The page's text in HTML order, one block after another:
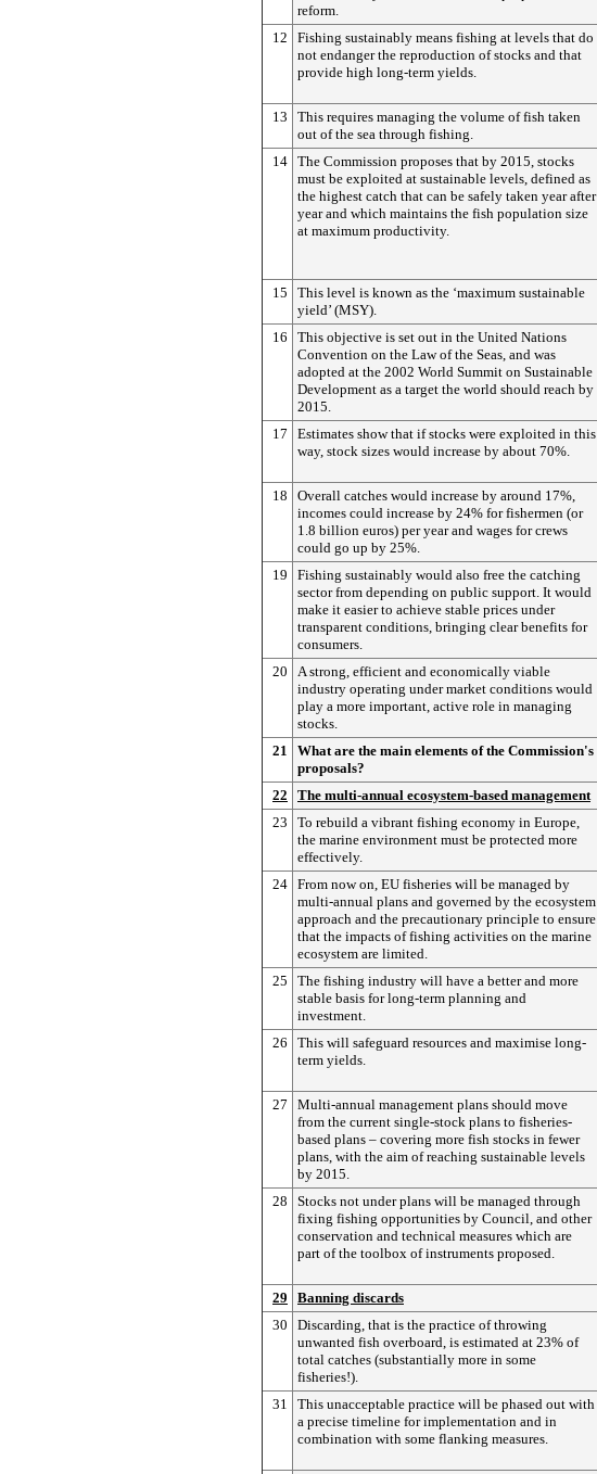
reform.
12
Fishing sustainably means fishing at levels that do
not endanger the reproduction of stocks and that
provide high long-term yields.
13
This requires managing the volume of fish taken
out of the sea through fishing.
14 The Commission proposes that by 2015, stocks
must be exploited at sustainable levels, defined as
the highest catch that can be safely taken year after
year and which maintains the fish population size
at maximum productivity.
15
This level is known as the ‘maximum sustainable
yield’ (MSY).
16
This objective is set out in the United Nations
Convention on the Law of the Seas, and was
adopted at the 2002 World Summit on Sustainable
Development as a target the world should reach by
2015.
17
Estimates show that if stocks were exploited in this
way, stock sizes would increase by about 70%.
18
Overall catches would increase by around 17%,
incomes could increase by 24% for fishermen (or
1.8 billion euros) per year and wages for crews
could go up by 25%.
19
Fishing sustainably would also free the catching
sector from depending on public support. It would
make it easier to achieve stable prices under
transparent conditions, bringing clear benefits for
consumers.
20
A strong, efficient and economically viable
industry operating under market conditions would
play a more important, active role in managing
stocks.
21
What are the main elements of the Commission's
proposals?
22
The multi-annual ecosystem-based management
23
To rebuild a vibrant fishing economy in Europe,
the marine environment must be protected more
effectively.
24 From now on, EU fisheries will be managed by
multi-annual plans and governed by the ecosystem
approach and the precautionary principle to ensure
that the impacts of fishing activities on the marine
ecosystem are limited.
25
The fishing industry will have a better and more
stable basis for long-term planning and
investment.
26
This will safeguard resources and maximise long-
term yields.
27
Multi-annual management plans should move
from the current single-stock plans to fisheries-
based plans – covering more fish stocks in fewer
plans, with the aim of reaching sustainable levels
by 2015.
28
Stocks not under plans will be managed through
fixing fishing opportunities by Council, and other
conservation and technical measures which are
part of the toolbox of instruments proposed.
29
Banning discards
30
Discarding, that is the practice of throwing
unwanted fish overboard, is estimated at 23% of
total catches (substantially more in some
fisheries!).
31
This unacceptable practice will be phased out with
a precise timeline for implementation and in
combination with some flanking measures.